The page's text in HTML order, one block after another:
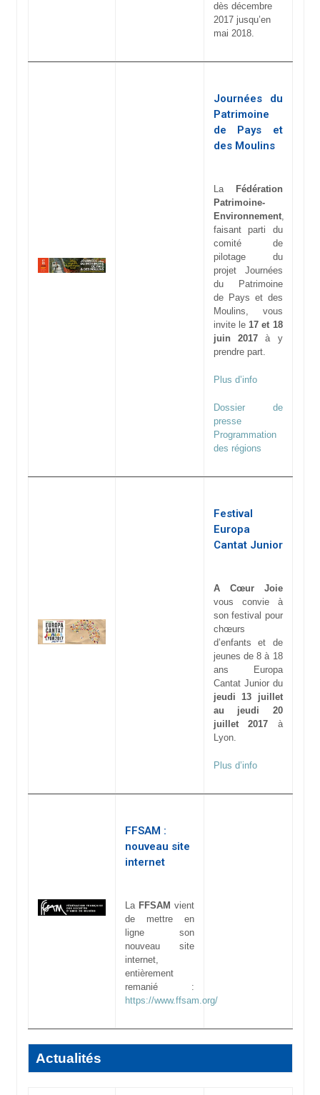
dès décembre
2017 jusqu’en
mai 2018.
Journées du
Patrimoine
de Pays et
des Moulins
La
Fédération
Patrimoine-
Environnement,
faisant parti du
comité de
pilotage du
projet Journées
du Patrimoine
de Pays et des
Moulins, vous
invite le 17 et 18
juin 2017à y
prendre part.
Plus d’info
Dossier de
presse
Programmation
des régions
Festival
Europa
Cantat Junior
A Cœur Joie
vous convie à
son festival pour
chœurs
d’enfants et de
jeunes de 8 à 18
ans Europa
Cantat Junior du
jeudi 13 juillet
au jeudi 20
juillet 2017 à
Lyon.
Plus d’info
FFSAM :
nouveau site
internet
La FFSAM vient
de mettre en
ligne son
nouveau site
internet,
entièrement
remanié :
https://www.ffsam.org/
Actualités